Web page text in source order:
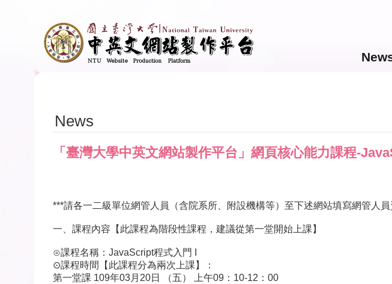
News
「臺灣大學中英文網站製作平台」網頁核心能力課程-
***請各一二級單位網管人員（含院系所、附設機構等）至下述網站填寫網管人
一、課程內容【此課程為階段性課程，建議從第一堂開始上課】
⊙課程名稱：JavaScript程式入門 I
⊙課程時間【此課程分為兩次上課】：
第一堂課 109年03月20日 （五） 上午09：10-12：00